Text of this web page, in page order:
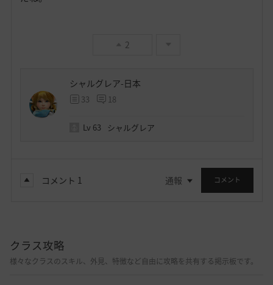
2
シャルグレア-日本
33 18
Lv 63 シャルグレア
コメント 1 通報 コメント
クラス攻略
様々なクラスのスキル、外見、特徴など自由に攻略を共有する掲示板です。